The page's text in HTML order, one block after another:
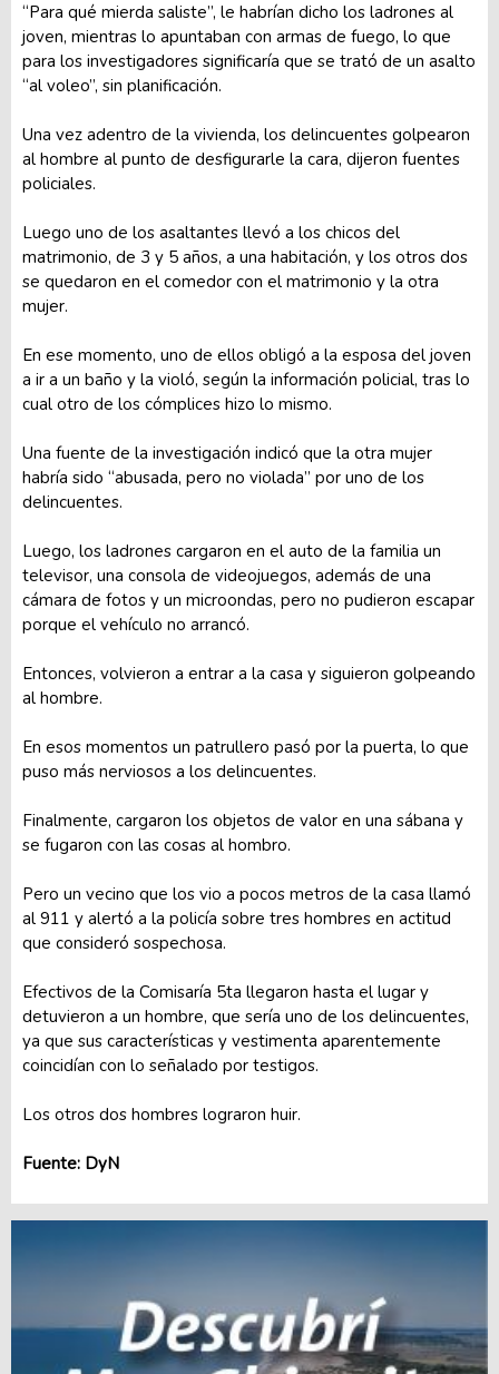
“Para qué mierda saliste”, le habrían dicho los ladrones al
joven, mientras lo apuntaban con armas de fuego, lo que
para los investigadores significaría que se trató de un asalto
“al voleo”, sin planificación.
Una vez adentro de la vivienda, los delincuentes golpearon
al hombre al punto de desfigurarle la cara, dijeron fuentes
policiales.
Luego uno de los asaltantes llevó a los chicos del
matrimonio, de 3 y 5 años, a una habitación, y los otros dos
se quedaron en el comedor con el matrimonio y la otra
mujer.
En ese momento, uno de ellos obligó a la esposa del joven
a ir a un baño y la violó, según la información policial, tras lo
cual otro de los cómplices hizo lo mismo.
Una fuente de la investigación indicó que la otra mujer
habría sido “abusada, pero no violada” por uno de los
delincuentes.
Luego, los ladrones cargaron en el auto de la familia un
televisor, una consola de videojuegos, además de una
cámara de fotos y un microondas, pero no pudieron escapar
porque el vehículo no arrancó.
Entonces, volvieron a entrar a la casa y siguieron golpeando
al hombre.
En esos momentos un patrullero pasó por la puerta, lo que
puso más nerviosos a los delincuentes.
Finalmente, cargaron los objetos de valor en una sábana y
se fugaron con las cosas al hombro.
Pero un vecino que los vio a pocos metros de la casa llamó
al 911 y alertó a la policía sobre tres hombres en actitud
que consideró sospechosa.
Efectivos de la Comisaría 5ta llegaron hasta el lugar y
detuvieron a un hombre, que sería uno de los delincuentes,
ya que sus características y vestimenta aparentemente
coincidían con lo señalado por testigos.
Los otros dos hombres lograron huir.
Fuente: DyN